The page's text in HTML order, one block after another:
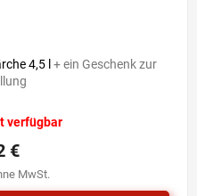
4,5 l + ein Geschenk zur
verfügbar
MwSt.
€